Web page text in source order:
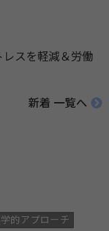
スを軽減＆労働
新着 一覧へ
的アプローチ